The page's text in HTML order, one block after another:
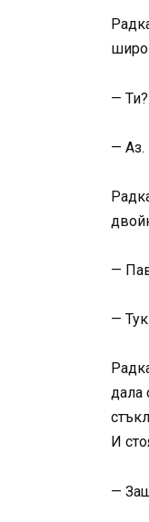
— Ти?
— Аз.
—
—
дала
И
—